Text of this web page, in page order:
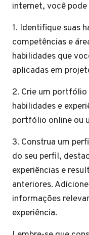
internet, você
1. Identifique suas
competências e
habilidades que
aplicadas em
2. Crie um
habilidades e
portfólio online ou
3. Construa um
do seu perfil,
experiências e
anteriores.
informações
experiência.